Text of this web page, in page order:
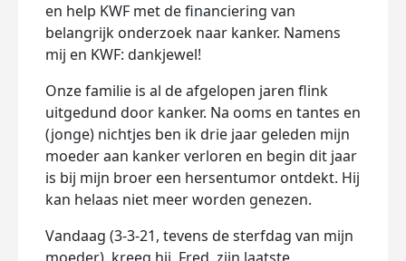
en help KWF met de financiering van
belangrijk onderzoek naar kanker. Namens
mij en KWF: dankjewel!
Onze familie is al de afgelopen jaren flink
uitgedund door kanker. Na ooms en tantes en
(jonge) nichtjes ben ik drie jaar geleden mijn
moeder aan kanker verloren en begin dit jaar
is bij mijn broer een hersentumor ontdekt. Hij
kan helaas niet meer worden genezen.
Vandaag (3-3-21, tevens de sterfdag van mijn